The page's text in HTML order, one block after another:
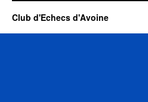
Club d'Echecs d'Avoine